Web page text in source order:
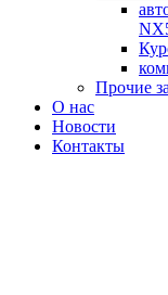
Прочие
О нас
Новости
Контакты